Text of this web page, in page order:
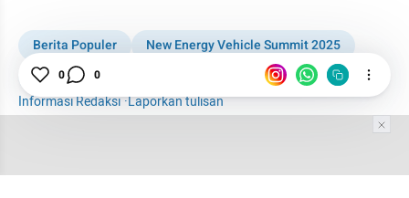
Berita Populer
New Energy Vehicle Summit 2025
BYD
Maka Cavalry
Motor Listrik
Informasi Redaksi·Laporkan tulisan
0 0